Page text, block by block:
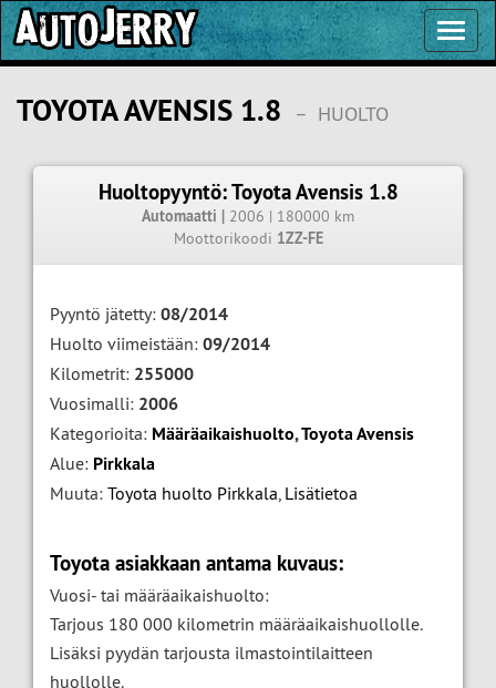
TOYOTA AVENSIS 1.8 – HUOLTO
Huoltopyyntö: Toyota Avensis 1.8
Automaatti | 2006 | 180000 km
Moottorikoodi 1ZZ-FE
Pyyntö jätetty: 08/2014
Huolto viimeistään: 09/2014
Kilometrit: 255000
Vuosimalli: 2006
Kategorioita: Määräaikaishuolto,Toyota Avensis
Alue: Pirkkala
Muuta: Toyota huolto Pirkkala, Lisätietoa
Toyota asiakkaan antama kuvaus:
Vuosi- tai määräaikaishuolto:
Tarjous 180 000 kilometrin määräaikaishuollolle.
Lisäksi pyydän tarjousta ilmastointilaitteen
huollolle.